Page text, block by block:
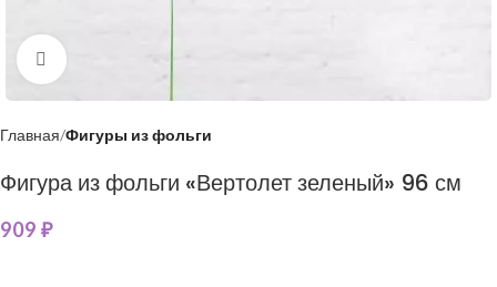
Нажмите, чтобы увеличить
Главная Фигуры из фольги
Фигура из фольги «Вертолет зеленый» 96 см
909 ₽